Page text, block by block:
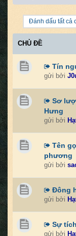
Đánh dấu tất cả
CHỦ ĐỀ
Tín
gửi bởi
Sơ
Hưng
gửi bởi
Tên
phương
gửi bởi
Đông
gửi bởi
Sự
gửi bởi